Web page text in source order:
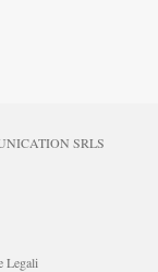
SRLS
Legali